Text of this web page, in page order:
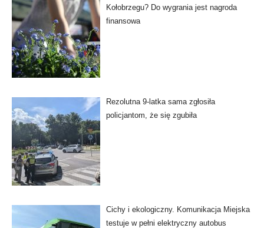
Kołobrzegu? Do wygrania jest nagroda
finansowa
Rezolutna 9-latka sama zgłosiła
policjantom, że się zgubiła
Cichy i ekologiczny. Komunikacja Miejska
testuje w pełni elektryczny autobus